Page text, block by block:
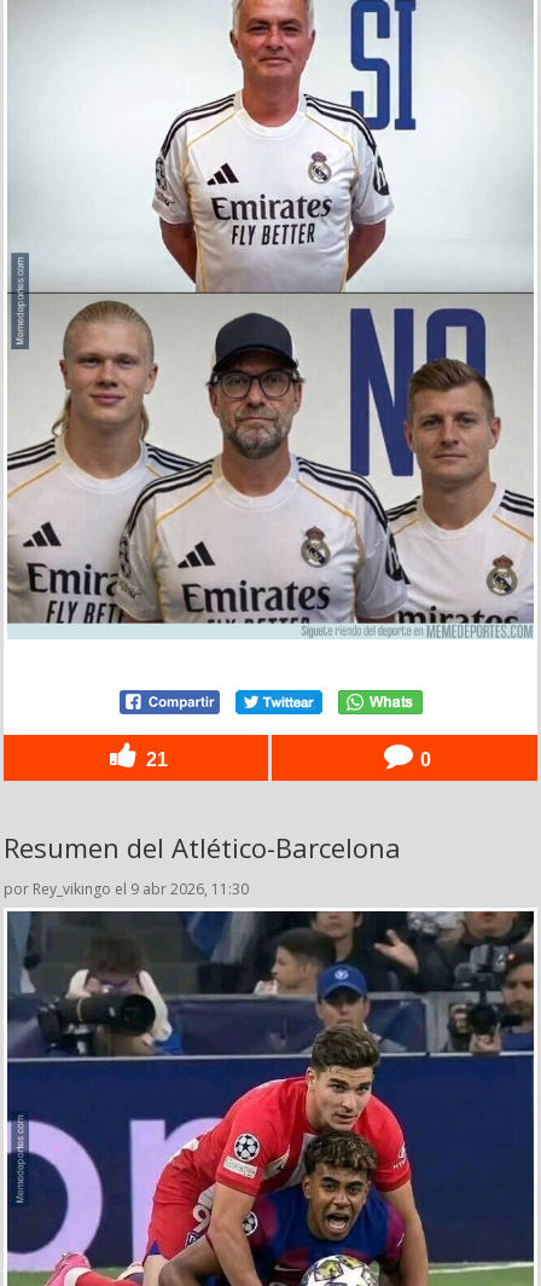
21 0
Resumen del Atlético-Barcelona
por Rey_vikingo el 9 abr 2026, 11:30